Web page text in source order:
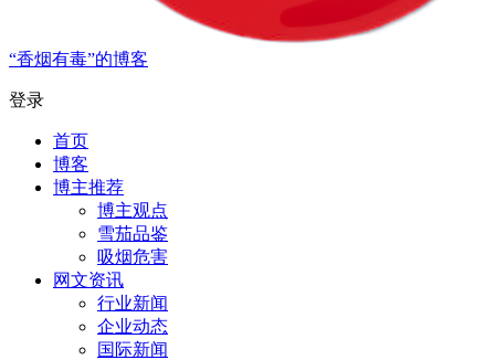
“香烟有毒”的博客
登录
首页
博客
博主推荐
博主观点
雪茄品鉴
吸烟危害
网文资讯
行业新闻
企业动态
国际新闻